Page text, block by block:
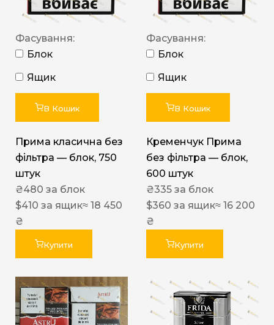
Фасування:
Блок
Ящик
В Кошик
Прима класична без
фільтра — блок, 750
штук
₴480 за блок
$410 за ящик≈ 18 450
₴
Купити
Фасування:
Блок
Ящик
В Кошик
Кременчук Прима
без фільтра — блок,
600 штук
₴335 за блок
$360 за ящик≈ 16 200
₴
Купити